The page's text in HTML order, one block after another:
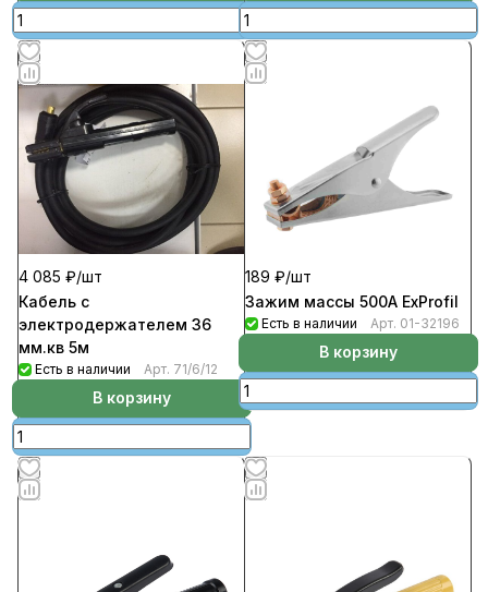
4 085 ₽/шт
Кабель с
электродержателем 36
мм.кв 5м
Есть в наличии Арт. 71/6/12
В корзину
189 ₽/шт
Зажим массы 500А ExProfil
Есть в наличии Арт. 01-32196
В корзину